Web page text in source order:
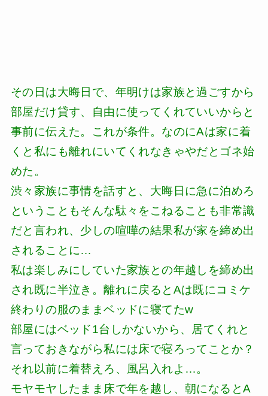
その日は大晦日で、年明けは家族と過ごすから
部屋だけ貸す、自由に使ってくれていいからと
事前に伝えた。これが条件。なのにAは家に着
くと私にも離れにいてくれなきゃやだとゴネ始
めた。
渋々家族に事情を話すと、大晦日に急に泊めろ
ということもそんな駄々をこねることも非常識
だと言われ、少しの喧嘩の結果私が家を締め出
されることに…
私は楽しみにしていた家族との年越しを締め出
され既に半泣き。離れに戻るとAは既にコミケ
終わりの服のままベッドに寝てたw
部屋にはベッド1台しかないから、居てくれと
言っておきながら私には床で寝ろってことか？
それ以前に着替えろ、風呂入れよ…。
モヤモヤしたまま床で年を越し、朝になるとA